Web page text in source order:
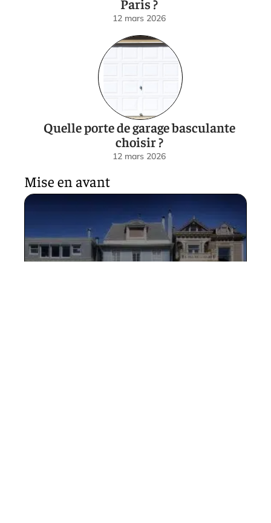
Paris ?
12 mars 2026
Quelle porte de garage basculante
choisir ?
12 mars 2026
Mise en avant
À qui faire confiance pour